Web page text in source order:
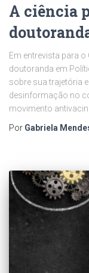
A ciência
Em entrevista para o
doutoranda em
sobre sua trajetória
desinformação no
movimento
Por Gabriela